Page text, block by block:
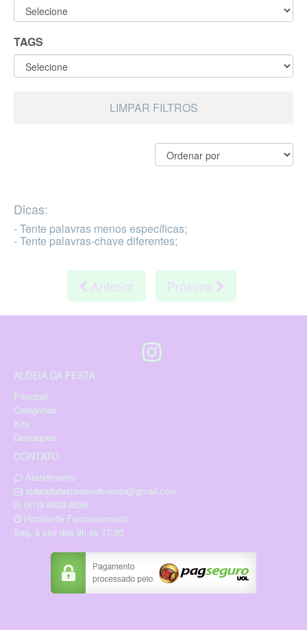
TAGS
LIMPAR FILTROS
Dicas:
- Tente palavras menos específicas;
- Tente palavras-chave diferentes;
Anterior Próxima
ALDEIA DA FESTA
Principal
Categorias
Kits
Destaques
CONTATO
Atendimento
aldeiadafestaatendimento@gmail.com
(81)9.8903-8536
Horário de Funcionamento:
Seg. á sex das 8h ás 17:30